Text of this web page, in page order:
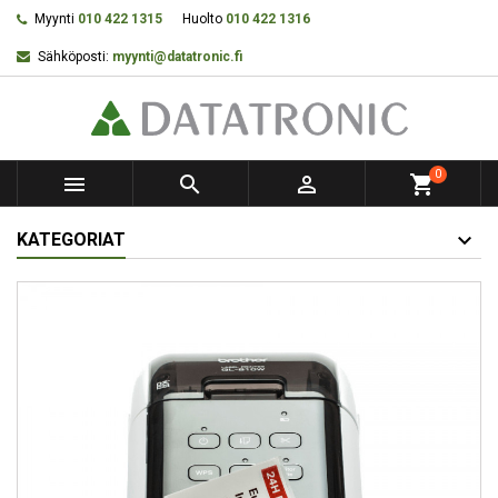
Myynti 010 422 1315 Huolto 010 422 1316
Sähköposti: myynti@datatronic.fi
   shopping_cart0
KATEGORIAT